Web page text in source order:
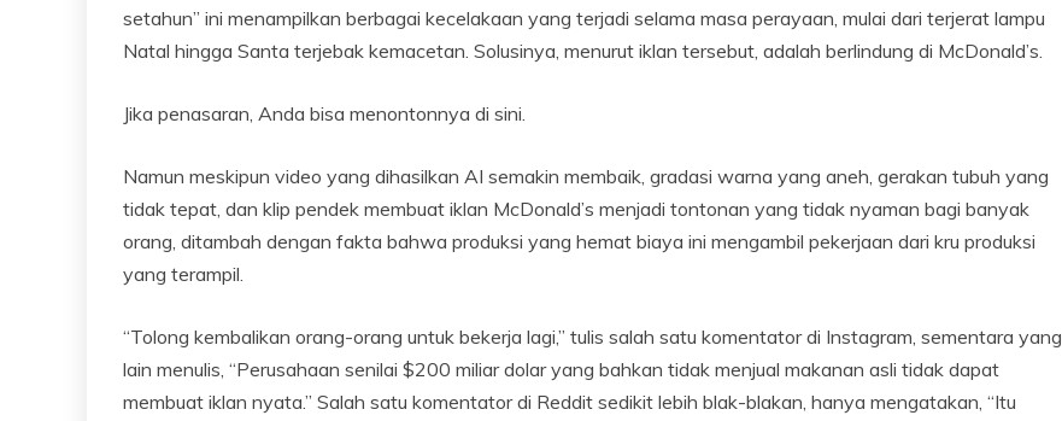
setahun” ini menampilkan berbagai kecelakaan yang terjadi selama masa perayaan, mulai dari terjerat lampu
Natal hingga Santa terjebak kemacetan. Solusinya, menurut iklan tersebut, adalah berlindung di McDonald’s.
Jika penasaran, Anda bisa menontonnya di sini.
Namun meskipun video yang dihasilkan AI semakin membaik, gradasi warna yang aneh, gerakan tubuh yang
tidak tepat, dan klip pendek membuat iklan McDonald’s menjadi tontonan yang tidak nyaman bagi banyak
orang, ditambah dengan fakta bahwa produksi yang hemat biaya ini mengambil pekerjaan dari kru produksi
yang terampil.
“Tolong kembalikan orang-orang untuk bekerja lagi,” tulis salah satu komentator di Instagram, sementara yang
lain menulis, “Perusahaan senilai $200 miliar dolar yang bahkan tidak menjual makanan asli tidak dapat
membuat iklan nyata.” Salah satu komentator di Reddit sedikit lebih blak-blakan, hanya mengatakan, “Itu